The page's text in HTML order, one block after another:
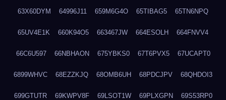
63X60DYM 64996J11 659M6G4O 65TIBAG5 65TN6NPQ
65UV4E1K 660K94O5 663467JW 664ESOLH 664FNVV4
66C6U597 66NBHAON 675YBKS0 67T6PVX5 67UCAPT0
6899WHVC 68EZZKJQ 68OMB6UH 68PDCJPV 68QHDOI3
699GTUTR 69KWPV8F 69LSOT1W 69PLXGPN 69S53RP0